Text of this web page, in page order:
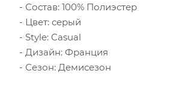
Состав: 100% Полиэстер
Цвет: серый
Style: Casual
Дизайн: Франция
Сезон: Демисезон